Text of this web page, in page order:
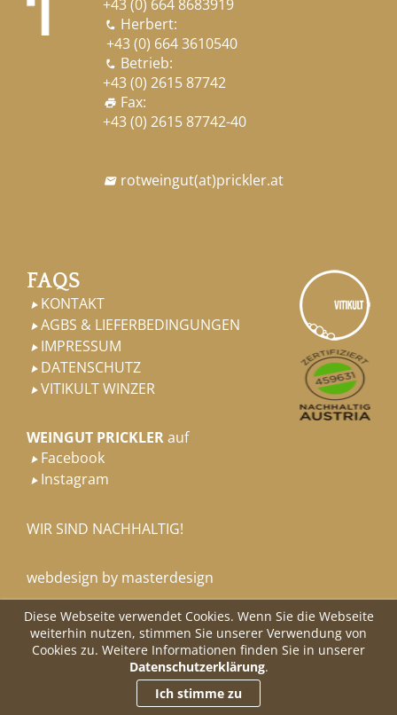
+43 (0) 664 8683919
 Herbert:
+43 (0) 664 3610540
 Betrieb:
+43 (0) 2615 87742
print Fax:
+43 (0) 2615 87742-40
 rotweingut(at)prickler.at
FAQS
 KONTAKT
 AGBS & LIEFERBEDINGUNGEN
 IMPRESSUM
 DATENSCHUTZ
 VITIKULT WINZER
WEINGUT PRICKLERauf
 Facebook
 Instagram
WIR SIND NACHHALTIG!
webdesign by masterdesign
Diese Webseite verwendet Cookies. Wenn Sie die Webseite
weiterhin nutzen, stimmen Sie unserer Verwendung von
Cookies zu. Weitere Informationen finden Sie in unserer
Datenschutzerklärung.
Ich stimme zu